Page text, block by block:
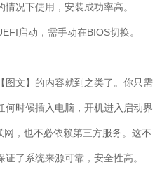
况下使用，安装成功率高。
启动，需手动在BIOS切换。
图文】的内容就到之类了。你只需
何时候插入电脑，开机进入启动界
网，也不必依赖第三方服务。这不
了系统来源可靠，安全性高。